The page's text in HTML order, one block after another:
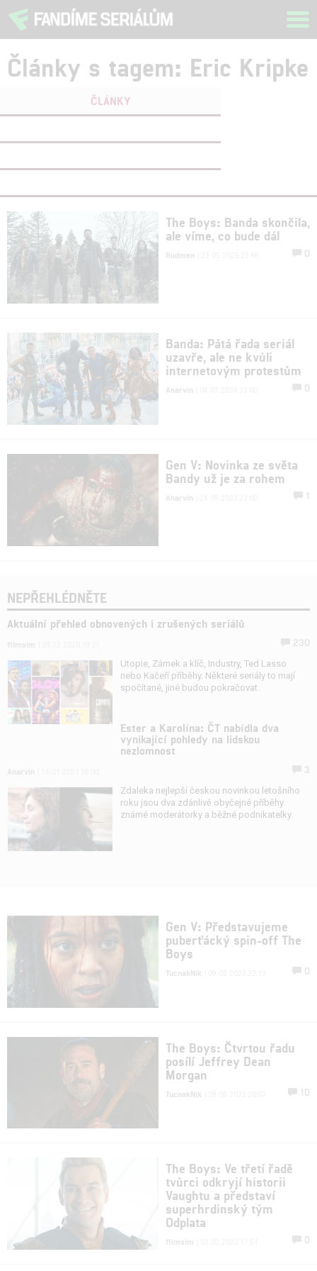
Články s tagem: Eric Kripke
ČLÁNKY
The Boys: Banda skončila,
ale víme, co bude dál
Rudmen 0
Banda: Pátá řada seriál
uzavře, ale ne kvůli
internetovým protestům
Anarvin 0
Gen V: Novinka ze světa
Bandy už je za rohem
Anarvin 1
NEPŘEHLÉDNĚTE
Aktuální přehled obnovených i zrušených seriálů
Utopie, Zámek a klíč, Industry, Ted Lasso
nebo Kačeří příběhy. Některé seriály to mají
spočítané, jiné budou pokračovat.
Ester a Karolína: ČT nabídla dva
vynikající pohledy na lidskou
nezlomnost
Zdaleka nejlepší českou novinkou letošního
roku jsou dva zdánlivě obyčejné příběhy
známé moderátorky a běžné podnikatelky.
Gen V: Představujeme
puberťácký spin-off The
Boys
TucnakNik 0
The Boys: Čtvrtou řadu
posílí Jeffrey Dean
Morgan
TucnakNik 10
The Boys: Ve třetí řadě
tvůrci odkryjí historii
Vaughtu a představí
superhrdinský tým
Odplata
filmsim 0